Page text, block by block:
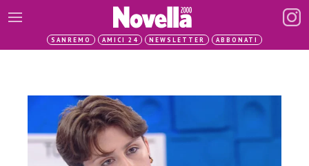
SANREMO AMICI 24 NEWSLETTER ABBONATI